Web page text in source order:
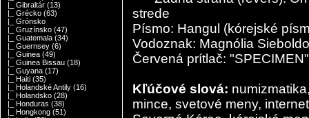
|_ Gibraltár (13)
|_ Grécko (63)
|_ Grónsko
|_ Gruzínsko (47)
|_ Guatemala (34)
|_ Guernsey (6)
|_ Guinea (49)
|_ Guinea Bissau (18)
|_ Guyana (17)
|_ Haiti (35)
|_ Holandské Antily (16)
|_ Holandsko (28)
|_ Honduras (38)
|_ Hongkong (51)
strede
Písmo: Hangul (kórejské
Vodoznak: Magnólia
Červená prítlač: "SPECIMEN"
Kľúčové slová:
mince, svetové meny,